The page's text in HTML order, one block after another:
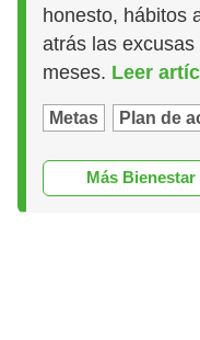
honesto, hábitos
atrás las
meses. Leer
Metas Plan de
Más Bienestar